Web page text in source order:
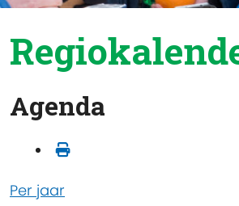
Agenda
Per jaar